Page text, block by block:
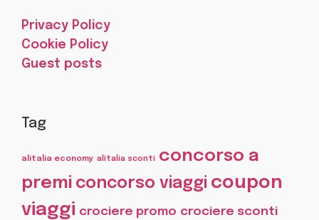
Privacy Policy
Cookie Policy
Guest posts
Tag
alitalia economy alitalia sconti concorso a
premi concorso viaggi coupon
viaggi crociere promo crociere sconti